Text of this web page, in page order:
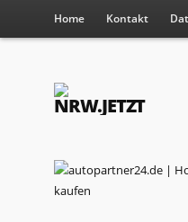
Home Kontakt